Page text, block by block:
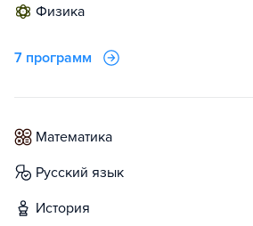
физика
7 программ
математика
русский язык
история